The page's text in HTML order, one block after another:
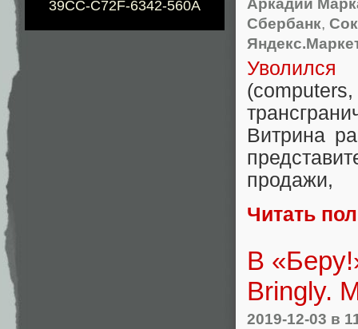
39CC-C72F-6342-560A
Сбербанк,
Уволился
(computers,
Витрина
продажи,
Читать
В
Bringly.
2019-12-03 в